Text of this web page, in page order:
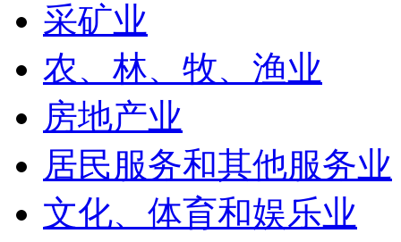
采矿业
农、林、牧、渔业
房地产业
居民服务和其他服务业
文化、体育和娱乐业